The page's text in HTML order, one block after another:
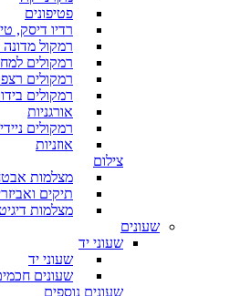
פטיפונים
רדיו דיסק,
רמקול מדונה
רמקולים
רמקולים
רמקולים
אורגניות
רמקולים
אוזניות
צילום
מצלמות
תיקים
מצלמות
שעונים
שעוני יד
שעוני יד
שעונים
שעונים נוספים